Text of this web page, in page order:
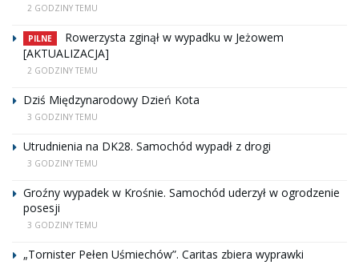
2 GODZINY TEMU
PILNE
Rowerzysta zginął w wypadku w Jeżowem
[AKTUALIZACJA]
2 GODZINY TEMU
Dziś Międzynarodowy Dzień Kota
3 GODZINY TEMU
Utrudnienia na DK28. Samochód wypadł z drogi
3 GODZINY TEMU
Groźny wypadek w Krośnie. Samochód uderzył w ogrodzenie
posesji
3 GODZINY TEMU
„Tornister Pełen Uśmiechów”. Caritas zbiera wyprawki